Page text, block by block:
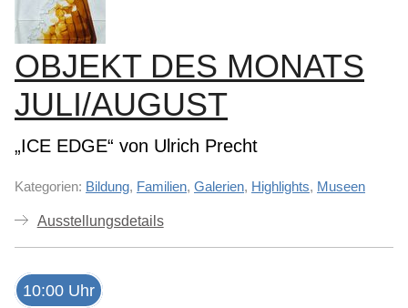
OBJEKT DES MONATS
JULI/AUGUST
„ICE EDGE“ von Ulrich Precht
Kategorien: Bildung, Familien, Galerien, Highlights, Museen
Ausstellungsdetails
10:00 Uhr